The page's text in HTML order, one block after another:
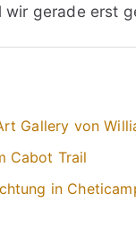
gerade erst
Gallery von
Cabot Trail
in